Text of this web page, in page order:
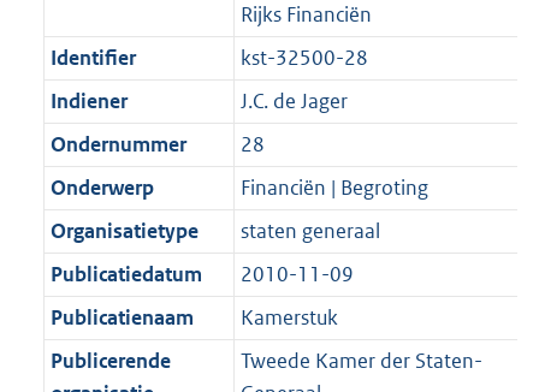
m
a
a
r
m
a
a
t
o
r
m
a
a
t
f
o
r
m
a
a
t
t
t
e
:
K
b
o
t
t
e
2
K
b
Rijks Financiën
Identifier
kst-32500-28
Indiener
J.C. de Jager
Ondernummer
28
Onderwerp
Financiën | Begroting
Organisatietype
staten generaal
Publicatiedatum
2010-11-09
Publicatienaam
Kamerstuk
Publicerende
Tweede Kamer der Staten-